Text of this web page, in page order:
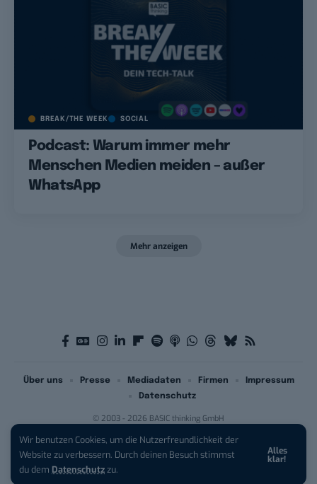
Wir benutzen Cookies, um die Nutzerfreundlichkeit der
Website zu verbessern. Durch deinen Besuch stimmst
du dem Datenschutzzu.
Alles
klar!
BREAK/THE WEEK SOCIAL
Podcast: Warum immer mehr
Menschen Medien meiden – außer
WhatsApp
Mehr anzeigen
© 2003 - 2026 BASIC thinking GmbH
Über uns Presse Mediadaten Firmen
Impressum
Datenschutz
iPhone 17 Pro sichern:Für 1 € +
200 € Hardware-Bonus!